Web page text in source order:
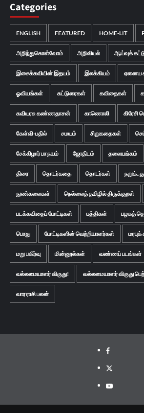
Categories
ENGLISH FEATURED HOME-LIT
அறிந்துகொள்வோம் அறிவியல் ஆய்வுக்
இசைக்கவியின் இதயம் இலக்கியம் ஏனைய
ஓவியங்கள் கட்டுரைகள் கவிதைகள்
கவியரசு கண்ணதாசன் காணொலி கிரேசி
கேள்வி-பதில் சமயம் சிறுகதைகள்
சேக்கிழார் பா நயம் ஜோதிடம் தலையங்கம்
திரை தொடர்கதை தொடர்கள்
நுண்கலைகள் நெல்லைத் தமிழில் திருக்குறள்
படக்கவிதைப் போட்டிகள் பத்திகள் பழகத்
பொது போட்டிகளின் வெற்றியாளர்கள்
மறு பகிர்வு மின்னூல்கள் வண்ணப் படங்கள்
வல்லமையாளர் விருது! வல்லமையாளர் விருது
வார ராசி பலன்
Facebook
Twitter
Youtube